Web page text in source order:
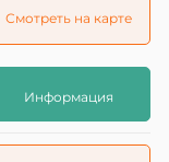
Смотреть на карте
Информация